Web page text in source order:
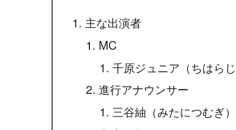
主な出演者
MC
千原ジュニア（ちはらじ
進行アナウンサー
三谷紬（みたにつむぎ）